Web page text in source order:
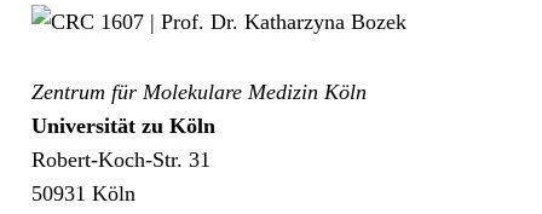
Zentrum für Molekulare Medizin Köln
Universität zu Köln
Robert-Koch-Str. 31
50931 Köln